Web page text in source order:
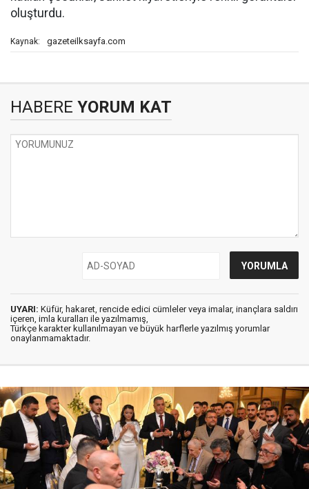
oluşturdu.
Kaynak: gazeteilksayfa.com
HABERE YORUM KAT
UYARI: Küfür, hakaret, rencide edici cümleler veya imalar, inançlara saldırı
içeren, imla kuralları ile yazılmamış,
Türkçe karakter kullanılmayan ve büyük harflerle yazılmış yorumlar
onaylanmamaktadır.